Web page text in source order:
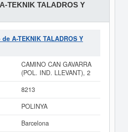
A-TEKNIK TALADROS Y
A-TEKNIK TALADROS Y
CAMINO CAN GAVARRA
(POL. IND. LLEVANT), 2
8213
POLINYA
Barcelona